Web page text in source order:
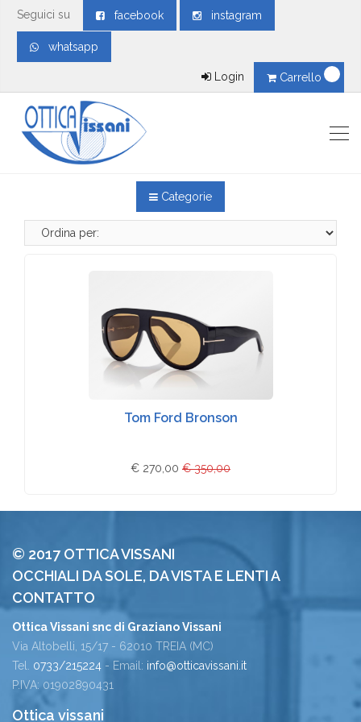
Seguici su facebook instagram
whatsapp
Carrello
Login
Categorie
Tom Ford Bronson
€ 270,00 € 350,00
© 2017 OTTICA VISSANI
OCCHIALI DA SOLE, DA VISTA E LENTI A
CONTATTO
Ottica Vissani snc di Graziano Vissani
Via Altobelli, 15/17 - 62010 TREIA (MC)
Tel. 0733/215224 - Email: info@otticavissani.it
P.IVA: 01902890431
Ottica vissani